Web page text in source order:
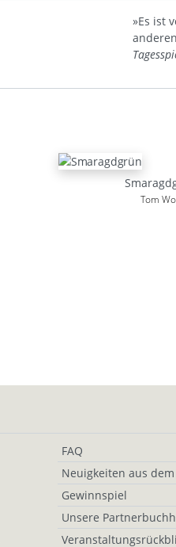
»Es ist
Tom
FAQ
Neuigkeiten aus
Gewinnspiel
Unsere